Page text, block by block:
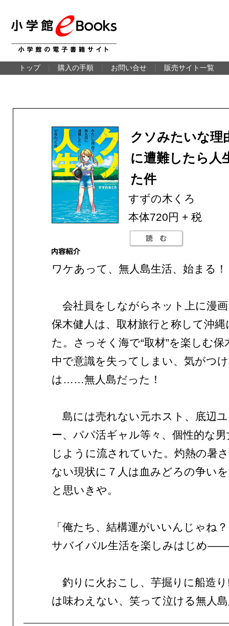
トップ 購入の手順 お問い合せ 販売サイト一覧
クソみたいな理
に遭難したら人
た件
すずの木くろ
本体720円 + 税
ワケあって、無人島生活、始まる
会社員をしながらネット上に漫
保木健人は、取材旅行と称して沖
た。さっそく海で“取材”を楽しむ保
中で意識を失ってしまい、気がつ
は……無人島だった！
島には売れない元ホスト、底辺
ー、パパ活ギャル等々、個性的な
じように流されていた。灼熱の暑
ない現状に７人は血みどろの争い
と思いきや。
「俺たち、結構運がいいんじゃね
サバイバル生活を楽しみはじめ
釣りに火おこし、芋掘りに船造
は味わえない、笑って泣ける無人